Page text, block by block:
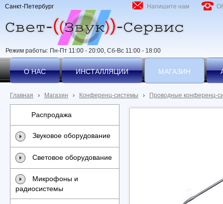
Режим работы: Пн-Пт 11:00 - 20:00, Сб-Вс 11:00 - 18:00
Напишите нам
Санкт-Петербург
О НАС ИНСТАЛЛЯЦИИ МАГАЗИН
Главная › Магазин › Конференц-системы › Проводные конференц-
Распродажа
Звуковое оборудование
Световое оборудование
Микрофоны и
радиосистемы